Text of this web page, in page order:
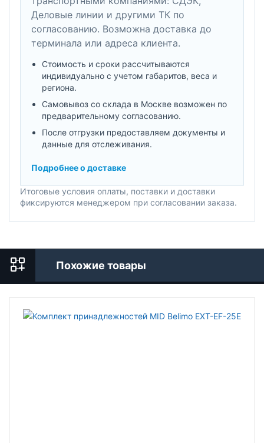
Деловые линии и другими ТК по
согласованию. Возможна доставка до
терминала или адреса клиента.
Стоимость и сроки рассчитываются
индивидуально с учетом габаритов, веса и
региона.
Самовывоз со склада в Москве возможен по
предварительному согласованию.
После отгрузки предоставляем документы и
данные для отслеживания.
Подробнее о доставке
Итоговые условия оплаты, поставки и доставки
фиксируются менеджером при согласовании заказа.
Похожие товары